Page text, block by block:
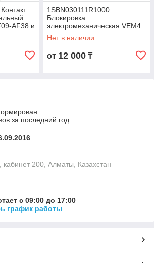
AF38 и
1SBN030111R1000
Блокировка
электромеханическая VEM4
для контакторов AF09…AF38
Нет в наличии
от 12 000 ₸
за последний год
кабинет 200, Алматы, Казахстан
с 09:00 до 17:00
график работы